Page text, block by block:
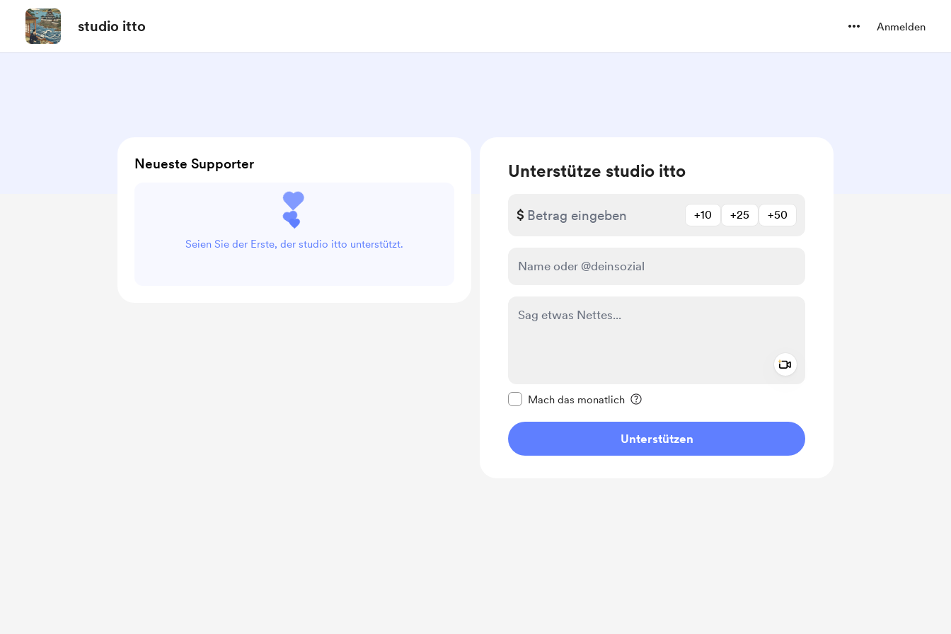
studio itto Anmelden
Unterstütze studio itto
$ +10 +25 +50
Mach das monatlich
Unterstützen
Neueste Supporter
Seien Sie der Erste, der studio itto unterstützt.